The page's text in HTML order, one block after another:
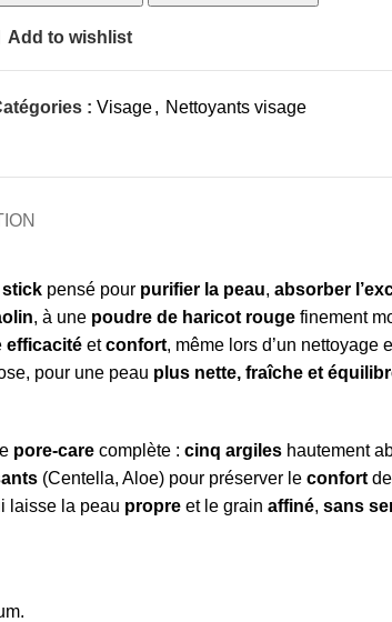
Add to wishlist
: Visage, Nettoyants visage
stick pensé pour purifier la peau, absorber
, à une poudre de haricot rouge finement
efficacité etconfort, même lors d’un nettoyage
pour une peau plus nette, fraîche et
pore-care complète : cinq argiles hautement
(Centella, Aloe) pour préserver le confort
laisse la peau propre et le grain affiné, sans